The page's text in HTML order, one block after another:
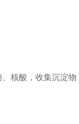
核酸，收集沉淀物